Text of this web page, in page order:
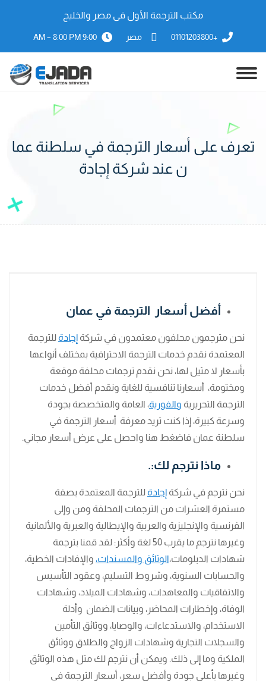
مكتب الترجمة الأول فى مصر والخليج
+01101203800 مصر 9:00 AM – 8:00 PM
تعرف على أسعار الترجمة في سلطنة عما
ن عند شركة إجادة
أفضل أسعار الترجمة في عمان
نحن مترجمون محلفون معتمدون في شركة إجادة للترجمة
المعتمدة نقدم خدمات الترجمة الاحترافية بمختلف أنواعها
بأسعار لا مثيل لها، نحن نقدم ترجمات محلفة موقعة
ومختومة، أسعارنا تنافسية للغاية ونقدم أفضل خدمات
الترجمة التحريرية والفورية، العامة والمتخصصة بجودة
وسرعة كبيرة، إذا كنت تريد معرفة أسعار الترجمة في
سلطنة عمان فاضغط هنا واحصل على عرض أسعار مجاني.
ماذا نترجم لك:.
نحن نترجم في شركة إجادة للترجمة المعتمدة بصفة
مستمرة العشرات من الترجمات المحلفة ومن وإلى
الفرنسية والإنجليزية والعربية والإيطالية والعبرية والألمانية
وغيرها نترجم ما يقرب 50 لغة وأكثر: لقد قمنا بترجمة
شهادات الدبلومات،الوثائق والمسندات، والإفادات الخطية،
والحسابات السنوية، وشروط التسليم، وعقود التأسيس
والاتفاقيات والمعاهدات، وشهادات الميلاد، وشهادات
الوفاة، وإخطارات المحاضر، وبيانات الضمان وأدلة
الاستخدام، والاستدعاءات، والوصايا، ووثائق التأمين
والسجلات التجارية وشهادات الزواج والطلاق ووثائق
الملكية وما إلى ذلك. ويمكن أن نترجم لك مثل هذه الوثائق
وغيرها بأعلى جودة وأفضل سعر، أسعار الترجمة في